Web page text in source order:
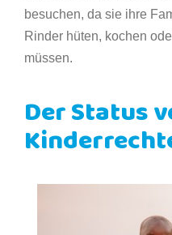
besuchen, da sie ihre
Rinder hüten, kochen
müssen.
Der Status